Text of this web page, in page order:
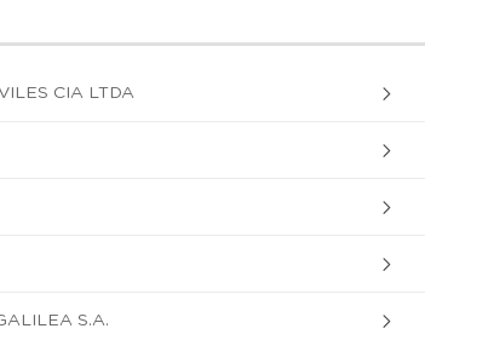
CIA LTDA
S.A.